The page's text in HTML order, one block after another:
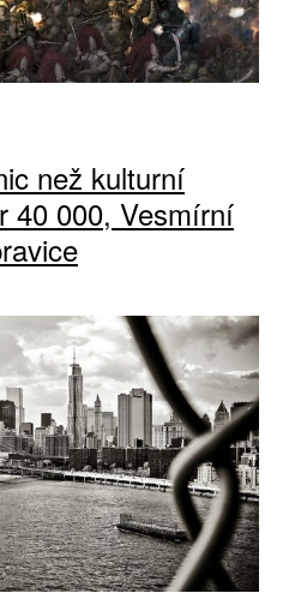
než kulturní
40 000, Vesmírní